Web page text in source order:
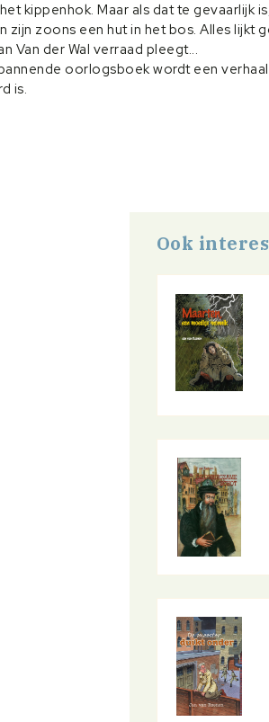
kippenhok. Maar als dat te gevaarlijk
zijn zoons een hut in het bos. Alles lijkt
Van der Wal verraad pleegt...
oorlogsboek wordt een
is.
Ook